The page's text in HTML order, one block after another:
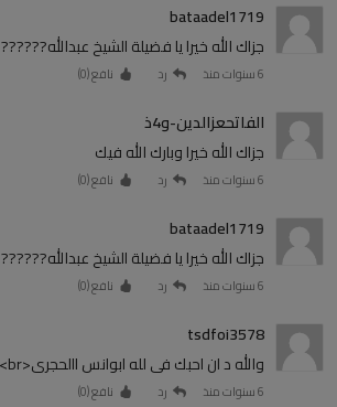
bataadel1719
جزاك الله خيرا يا فضيلة الشيخ عبدالله??????
6 سنوات منذ رد نافع (0
)
الفاتحعزالدين-و4ذ
جزاك الله خيرا وبارك الله فيك
6 سنوات منذ رد نافع (0
)
bataadel1719
جزاك الله خيرا يا فضيلة الشيخ عبدالله??????
6 سنوات منذ رد نافع (0
)
tsdfoi3578
والله د ان احبك فى لله ابوانس االحجرى<br> دمياط
6 سنوات منذ رد نافع (0
)